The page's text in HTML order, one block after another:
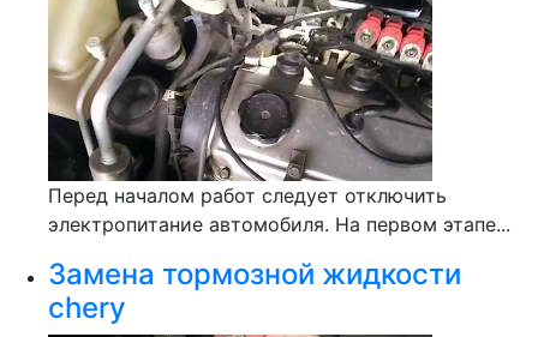
Перед началом работ следует отключить
электропитание автомобиля. На первом этапе...
Замена тормозной жидкости
chery